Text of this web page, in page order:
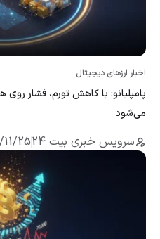
اخبار ارزهای دیجیتال
پامپلیانو: با کاهش تورم، فشار
می‌شود
سرویس خبری بیت 24 25